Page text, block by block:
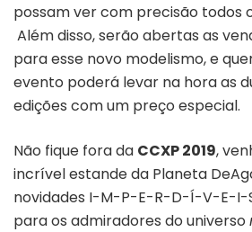
possam ver com precisão todos
Além disso, serão abertas as
para esse novo modelismo, e
evento poderá levar na hora as
edições com um preço especial.
Não fique fora da CCXP 2019,
incrível estande da Planeta
novidades I-M-P-E-R-D-Í-V-E-I-
para os admiradores do universo